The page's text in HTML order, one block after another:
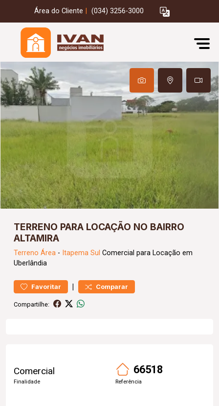
Área do Cliente (034) 3256-3000
TERRENO PARA LOCAÇÃO NO BAIRRO
ALTAMIRA
Terreno Área - Itapema Sul Comercial para Locação em
Uberlândia
Favoritar | Comparar
Compartilhe:
Comercial
Finalidade
66518
Referência